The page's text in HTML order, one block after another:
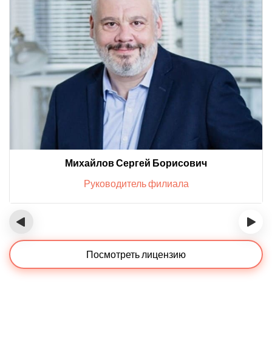
Михайлов Сергей Борисович
Руководитель филиала
‹ ›
Посмотреть лицензию